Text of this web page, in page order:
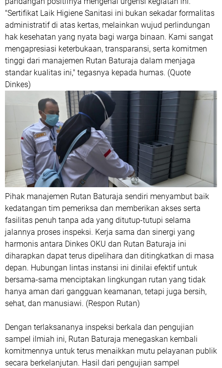
"Sertifikat Laik Higiene Sanitasi ini bukan sekadar formalitas
administratif di atas kertas, melainkan wujud perlindungan
hak kesehatan yang nyata bagi warga binaan. Kami sangat
mengapresiasi keterbukaan, transparansi, serta komitmen
tinggi dari manajemen Rutan Baturaja dalam menjaga
standar kualitas ini," tegasnya kepada humas. (Quote
Dinkes)
Pihak manajemen Rutan Baturaja sendiri menyambut baik
kedatangan tim pemeriksa dan memberikan akses serta
fasilitas penuh tanpa ada yang ditutup-tutupi selama
jalannya proses inspeksi. Kerja sama dan sinergi yang
harmonis antara Dinkes OKU dan Rutan Baturaja ini
diharapkan dapat terus dipelihara dan ditingkatkan di masa
depan. Hubungan lintas instansi ini dinilai efektif untuk
bersama-sama menciptakan lingkungan rutan yang tidak
hanya aman dari gangguan keamanan, tetapi juga bersih,
sehat, dan manusiawi. (Respon Rutan)
Dengan terlaksananya inspeksi berkala dan pengujian
sampel ilmiah ini, Rutan Baturaja menegaskan kembali
komitmennya untuk terus menaikkan mutu pelayanan publik
secara berkelanjutan. Hasil dari pengujian sampel